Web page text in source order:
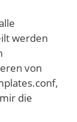
werden
von
die